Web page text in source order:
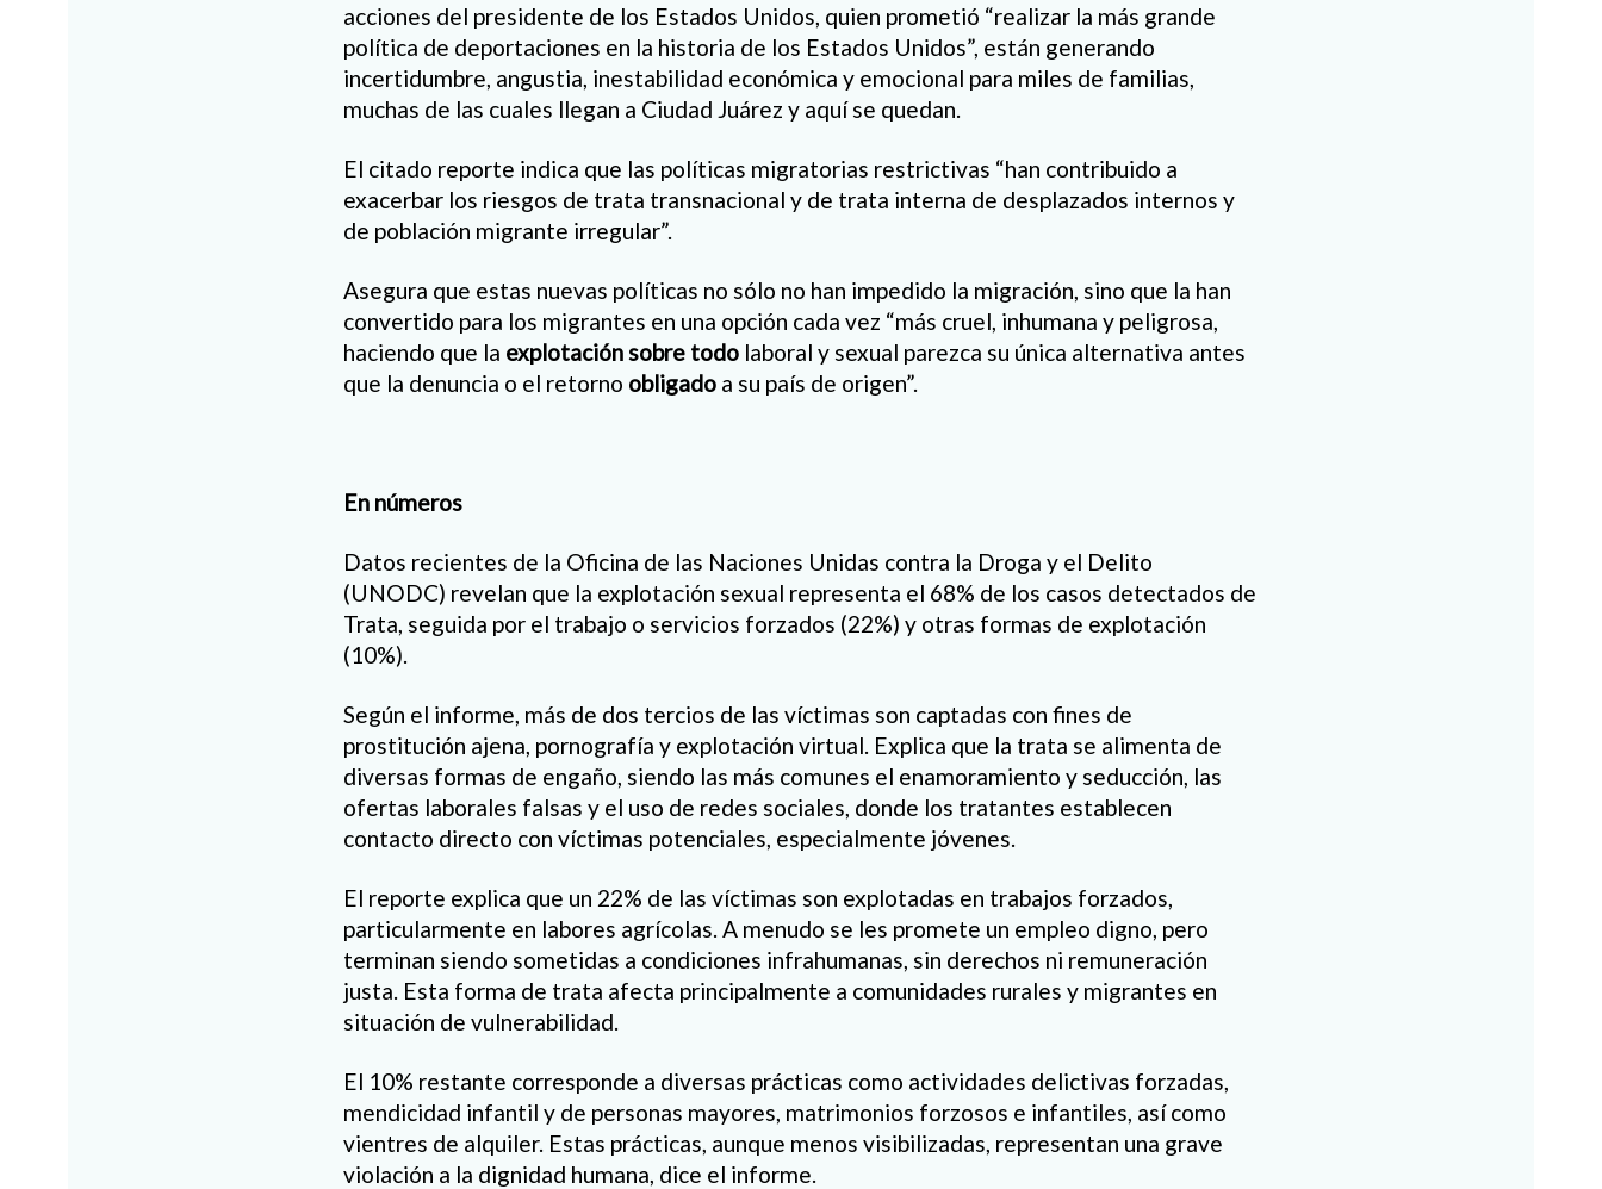
acciones del presidente de los Estados Unidos, quien prometió “realizar la más grande
política de deportaciones en la historia de los Estados Unidos”, están generando
incertidumbre, angustia, inestabilidad económica y emocional para miles de familias,
muchas de las cuales llegan a Ciudad Juárez y aquí se quedan.
El citado reporte indica que las políticas migratorias restrictivas “han contribuido a
exacerbar los riesgos de trata transnacional y de trata interna de desplazados internos y
de población migrante irregular”.
Asegura que estas nuevas políticas no sólo no han impedido la migración, sino que la han
convertido para los migrantes en una opción cada vez “más cruel, inhumana y peligrosa,
haciendo que la explotación sobre todo laboral y sexual parezca su única alternativa antes
que la denuncia o el retorno obligado a su país de origen”.
En números
Datos recientes de la Oficina de las Naciones Unidas contra la Droga y el Delito
(UNODC) revelan que la explotación sexual representa el 68% de los casos detectados de
Trata, seguida por el trabajo o servicios forzados (22%) y otras formas de explotación
(10%).
Según el informe, más de dos tercios de las víctimas son captadas con fines de
prostitución ajena, pornografía y explotación virtual. Explica que la trata se alimenta de
diversas formas de engaño, siendo las más comunes el enamoramiento y seducción, las
ofertas laborales falsas y el uso de redes sociales, donde los tratantes establecen
contacto directo con víctimas potenciales, especialmente jóvenes.
El reporte explica que un 22% de las víctimas son explotadas en trabajos forzados,
particularmente en labores agrícolas. A menudo se les promete un empleo digno, pero
terminan siendo sometidas a condiciones infrahumanas, sin derechos ni remuneración
justa. Esta forma de trata afecta principalmente a comunidades rurales y migrantes en
situación de vulnerabilidad.
El 10% restante corresponde a diversas prácticas como actividades delictivas forzadas,
mendicidad infantil y de personas mayores, matrimonios forzosos e infantiles, así como
vientres de alquiler. Estas prácticas, aunque menos visibilizadas, representan una grave
violación a la dignidad humana, dice el informe.